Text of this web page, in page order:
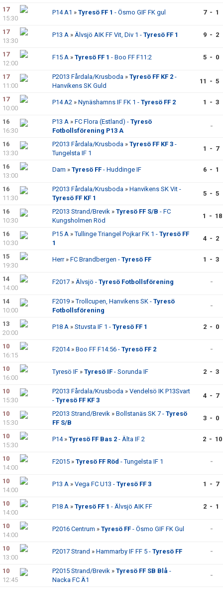
17
15:30
P14 A1 » Tyresö FF 1 - Ösmo GIF FK gul 7 - 1
17
13:30
P13 A » Älvsjö AIK FF Vit, Div 1 - Tyresö FF 1 9 - 2
17
12:00
F15 A » Tyresö FF 1 - Boo FF F11:2 5 - 0
17
11:00
P2013 Fårdala/Krusboda » Tyresö FF KF 2 -
Hanvikens SK Guld
11 - 5
17
10:00
P14 A2 » Nynäshamns IF FK 1 - Tyresö FF 2 1 - 3
16
16:30
P13 A » FC Flora (Estland) - Tyresö
Fotbollsförening P13 A
-
16
13:30
P2013 Fårdala/Krusboda » Tyresö FF KF 3 -
Tungelsta IF 1
1 - 7
16
13:00
Dam » Tyresö FF - Huddinge IF 6 - 1
16
11:30
P2013 Fårdala/Krusboda » Hanvikens SK Vit -
Tyresö FF KF 1
5 - 5
16
10:30
P2013 Strand/Brevik » Tyresö FF S/B - FC
Kungsholmen Röd
1 - 18
16
10:30
P15 A »Tullinge Triangel Pojkar FK 1 - Tyresö FF
1
4 - 2
15
19:30
Herr» FC Brandbergen - Tyresö FF 1 - 3
14
14:00
F2017 » Älvsjö - Tyresö Fotbollsförening -
14
10:00
F2019 »Trollcupen, Hanvikens SK - Tyresö
Fotbollsförening
-
13
20:00
P18 A » Stuvsta IF 1 - Tyresö FF 1 2 - 0
10
16:15
F2014» Boo FF F14:56 - Tyresö FF 2 -
10
16:00
Tyresö IF » Tyresö IF - Sorunda IF 2 - 3
10
15:30
P2013 Fårdala/Krusboda » Vendelsö IK P13Svart
- Tyresö FF KF 3
4 - 7
10
15:30
P2013 Strand/Brevik » Bollstanäs SK 7 - Tyresö
FF S/B
3 - 0
10
15:30
P14» Tyresö FF Bas 2 - Älta IF 2 2 - 10
10
14:00
F2015 » Tyresö FF Röd - Tungelsta IF 1 -
10
14:00
P13 A » Vega FC U13 - Tyresö FF 3 1 - 7
10
14:00
P18 A » Tyresö FF 1 - Älvsjö AIK FF 2 - 1
10
14:00
P2016 Centrum » Tyresö FF - Ösmo GIF FK Gul -
10
13:00
P2017 Strand » Hammarby IF FF 5 - Tyresö FF -
10
12:45
P2015 Strand/Brevik » Tyresö FF SB Blå -
Nacka FC Ä1
-